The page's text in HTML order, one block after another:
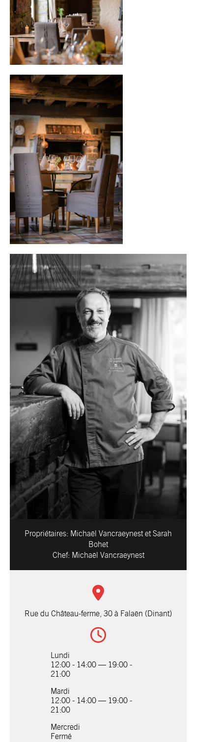
Propriétaires: Michaël Vancraeynest et Sarah
Bohet
Chef: Michaël Vancraeynest
Rue du Château-ferme, 30 à Falaën (Dinant)
Lundi
12:00 - 14:00 — 19:00 -
21:00
Mardi
12:00 - 14:00 — 19:00 -
21:00
Mercredi
Fermé